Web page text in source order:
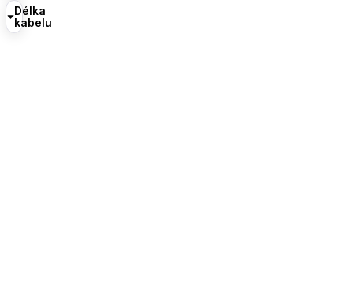
Délka
kabelu